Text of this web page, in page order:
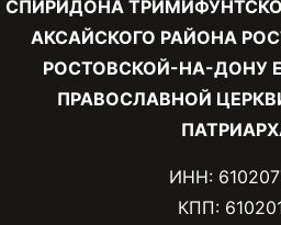
СПИРИДОНА
АКСАЙСКОГО РАЙОНА
РОСТОВСКОЙ-НА-ДОНУ
ПРАВОСЛАВНОЙ
ИНН:
КПП: